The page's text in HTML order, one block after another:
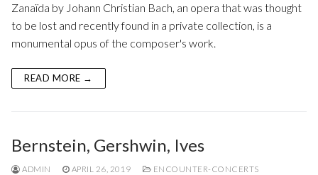
Zanaïda by Johann Christian Bach, an opera that was thought
to be lost and recently found in a private collection, is a
monumental opus of the composer's work.
READ MORE →
Bernstein, Gershwin, Ives
ADMIN APRIL 26, 2019 ENCOUNTER-CONCERTS